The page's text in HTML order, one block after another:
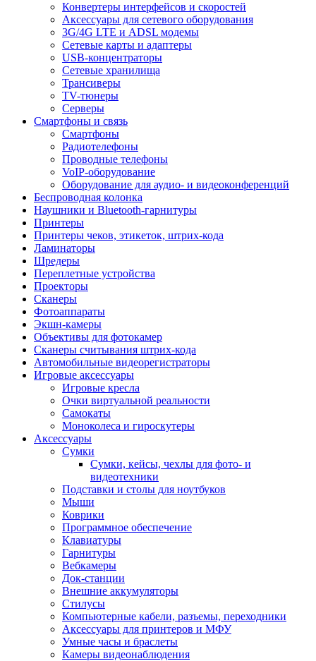
Конвертеры интерфейсов и скоростей
Аксессуары для сетевого оборудования
3G/4G LTE и ADSL модемы
Сетевые карты и адаптеры
USB-концентраторы
Сетевые хранилища
Трансиверы
TV-тюнеры
Серверы
Смартфоны и связь
Смартфоны
Радиотелефоны
Проводные телефоны
VoIP-оборудование
Оборудование для аудио- и видеоконференций
Беспроводная колонка
Наушники и Bluetooth-гарнитуры
Принтеры
Принтеры чеков, этикеток, штрих-кода
Ламинаторы
Шредеры
Переплетные устройства
Проекторы
Сканеры
Фотоаппараты
Экшн-камеры
Объективы для фотокамер
Сканеры считывания штрих-кода
Автомобильные видеорегистраторы
Игровые аксессуары
Игровые кресла
Очки виртуальной реальности
Самокаты
Моноколеса и гироскутеры
Аксессуары
Сумки
Сумки, кейсы, чехлы для фото- и
видеотехники
Подставки и столы для ноутбуков
Мыши
Коврики
Программное обеспечение
Клавиатуры
Гарнитуры
Вебкамеры
Док-станции
Внешние аккумуляторы
Стилусы
Компьютерные кабели, разъемы, переходники
Аксессуары для принтеров и МФУ
Умные часы и браслеты
Камеры видеонаблюдения